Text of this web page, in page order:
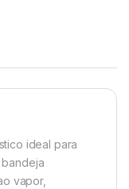
ideal para
vapor,